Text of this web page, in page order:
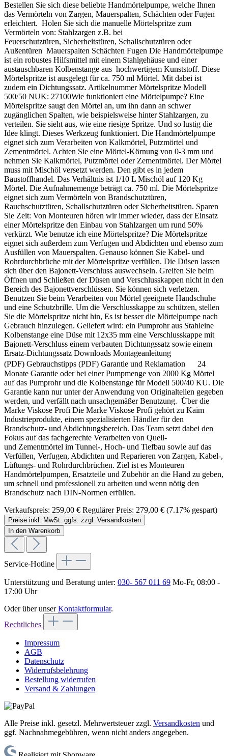
Bestellen Sie sich diese beliebte Handmörtelpumpe, welche Ihnen
das Vermörteln von Zargen, Mauerspalten, Schächten oder Fugen
erleichtert. Holen Sie sich die manuelle Mörtelspritze zum
Vermörteln von: Stahlzargen z.B. bei
Feuerschutztüren, Sicherheitstüren, Schallschutztüren oder
Außentüren Mauerspalten Schächten Fugen Die Handmörtelpumpe
ist ein robustes Hilfsmittel mit einem Stahlgehäuse und einer
austauschbaren Kolbenstange aus hochwertigem Kunststoff. Diese
Mörtelspritze ist ausgelegt für ca. 750 ml Mörtel. Mit dabei ist
zudem ein Dichtungssatz. Artikelnummer Mörtelspritze Modell
500/50 NUK: 27100Wie funktioniert eine Mörtelpumpe? Eine
Mörtelspritze saugt den Mörtel an, um ihn dann an schwer
zugänglichen Spalten, wie beispielsweise hinter Stahlzargen, zu
verteilen. Sie sieht aus, wie eine riesige Spritze. Und so lustig die
Idee klingt. Dieses Werkzeug funktioniert. Die Handmörtelpumpe
eignet sich zum Verarbeiten von Kalkmörtel, Putzmörtel und
Zementmörtel. Achten Sie eine Mörtel-Körnung von 0-3 mm und
nehmen Sie Kalkmörtel, Putzmörtel oder Zementmörtel. Der Mörtel
muss mit Mischöl versetzt werden. Den gibt es in jedem
Baustoffhandel. Das Verhältnis ist 1/10 L Mischöl auf 120 Kg
Mörtel. Die Aufnahmemenge beträgt ca. 750 ml. Die Mörtelspritze
eignet sich zum Vermörteln von Brandschutztüren,
Rauchschutztüren, Schallschutztüren oder Sicherheitstüren. Sparen
Sie Zeit: Von Monteuren hören wir immer wieder, dass der Einsatz
einer Mörtelspritze den Einbau von Stahlzargen um rund 50%
verkürzt. Wie benutze ich eine Mörtelspritze? Die Mörtelspritze
eignet sich außerdem zum Verfugen und Abdichten und ebenso zum
Ausfüllen von Mauerspalten. Genauso können Sie Kabel- und
Rohrdurchbrüche mit der Mörtelspritze verfüllen. Die Düsen lassen
sich über den Bajonett-Verschluss auswechseln. Greifen Sie beim
Öffnen und Schließen der Düsen und Verschlusskappen nicht in den
Bereich des Bajonettverschlüssen. Sie können sich verletzen.
Benutzen Sie beim Verarbeiten von Mörtel geeignete Handschuhe
und eine Schutzbrille. Um die Verschlusskappe zu schützen, stellen
Sie die Mörtelspritze nicht hin, Es ist besser die Mörtelpumpe nach
Gebrauch hinzulegen. Geliefert wird: ein Pumprohr aus Stahleine
Kolbenstange eine Düse mit 12x35 mm eine Verschlusskappe mit
Bajonett-Verschluss einem verbauten Dichtungssatz sowie einem
Ersatz-Dichtungssatz Downloads Montageanleitung
(PDF) Gebrauchstipps (PDF) Garantie und Reklamation 24
Monate Garantie oder bei einer Pumpmenge von 2000 Kg Mörtel
auf das Pumprohr und die Kolbenstange für Modell 500/40 KU. Die
Garantie kann nur unter der Anwendung von Originalteilen gegeben
werden, und verfällt nach unsachgemäßer Benutzung. Über die
Marke Viskose Profi Die Marke Viskose Profi gehört zu Kaim
Industrieprodukte, einem spezialisierten Händler für den
Brandschutz- und Abdichtungsbereich. Das Team setzt dabei den
Fokus auf das fachgerechte Verarbeiten von Quell-
und Zementmörtel im Tunnel-, Hoch- und Tiefbau sowie auf das
Verfüllen, Verfugen, Abdichten und Reparieren von Zargen, Kabel-,
Lüftungs- und Rohrdurchbrüchen. Ziel ist es Monteuren
Handmörtelpumpen, Ersatzteile und Zubehör an die Hand zu geben,
um schnell und professionell zu arbeiten und wenn nötig den
Brandschutz nach DIN-Normen erfüllen.
Verkaufspreis: 259,00 € Regulärer Preis: 279,00 € (7.17% gespart)
Preise inkl. MwSt. ggfs. zzgl. Versandkosten
In den Warenkorb
Service-Hotline
Unterstützung und Beratung unter: 030- 567 011 69 Mo-Fr, 08:00 -
17:00 Uhr
Oder über unserKontaktformular.
Rechtliches
Impressum
AGB
Datenschutz
Widerrufsbelehrung
Bestellung widerrufen
Versand & Zahlungen
Alle Preise inkl. gesetzl. Mehrwertsteuer zzgl. Versandkosten und
ggf. Nachnahmegebühren, wenn nicht anders angegeben.